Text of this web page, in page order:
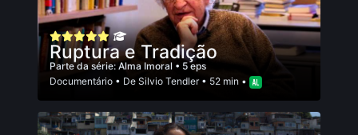
Ruptura e Tradição
Parte da série: Alma Imoral • 5 eps
Documentário • De Silvio Tendler• 52 min •